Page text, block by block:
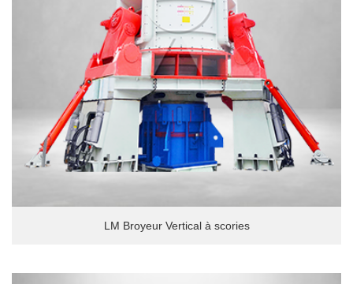
LM Broyeur Vertical à scories